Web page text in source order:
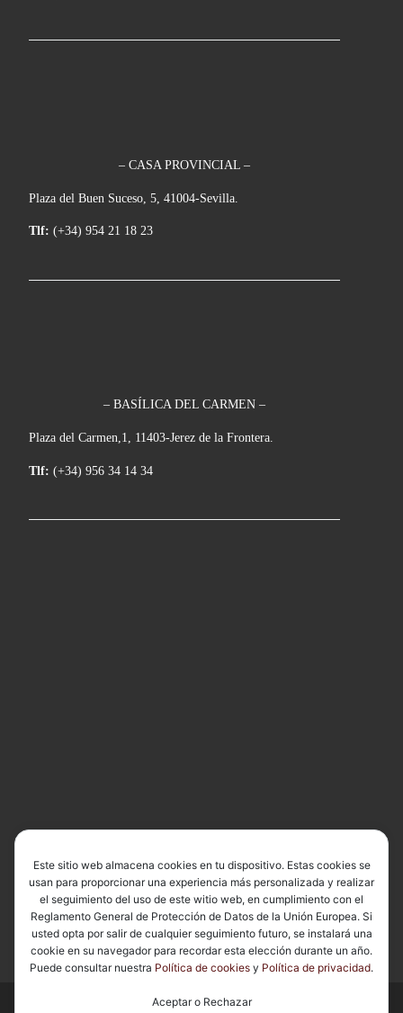
– CASA PROVINCIAL –
Plaza del Buen Suceso, 5, 41004-Sevilla.
Tlf: (+34) 954 21 18 23
– BASÍLICA DEL CARMEN –
Plaza del Carmen,1, 11403-Jerez de la Frontera.
Tlf: (+34) 956 34 14 34
Este sitio web almacena cookies en tu dispositivo. Estas cookies se
usan para proporcionar una experiencia más personalizada y realizar
el seguimiento del uso de este witio web, en cumplimiento con el
Reglamento General de Protección de Datos de la Unión Europea. Si
usted opta por salir de cualquier seguimiento futuro, se instalará una
cookie en su navegador para recordar esta elección durante un año.
Puede consultar nuestra Política de cookies y Política de privacidad.
Aceptar o Rechazar